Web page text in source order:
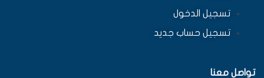
تسجيل الدخول
تسجيل حساب جديد
تواصل معنا